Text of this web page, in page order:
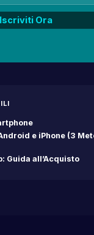
e iPhone (3
Guida all’Acquisto